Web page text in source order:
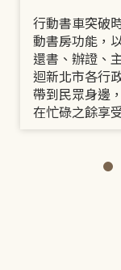
行動書車突破
動書房功能，
還書、辦證、
迴新北市各行
帶到民眾身邊
在忙碌之餘享